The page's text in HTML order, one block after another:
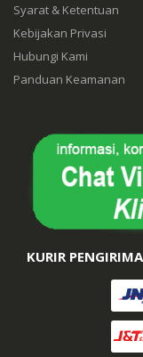
Syarat & Ketentuan
Kebijakan Privasi
Hubungi Kami
Panduan Keamanan
KURIR